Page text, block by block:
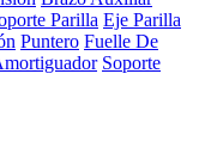
Parilla Eje Parilla
Puntero Fuelle De
Soporte